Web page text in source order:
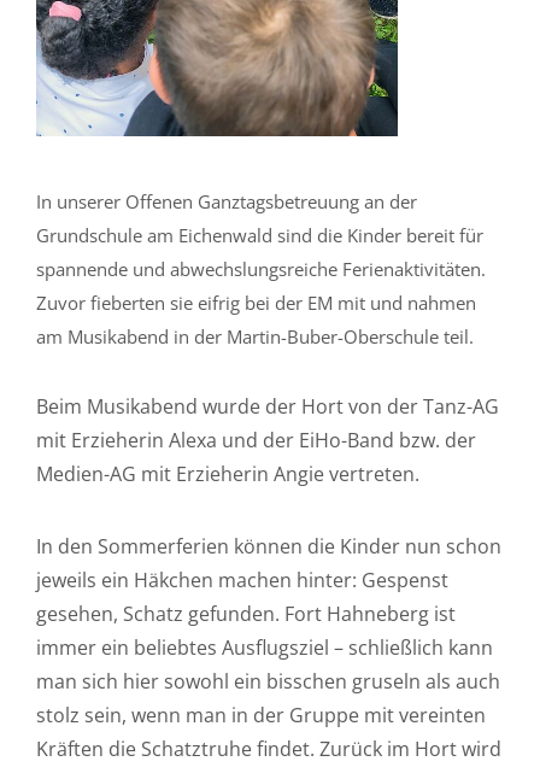
In unserer Offenen Ganztagsbetreuung an der
Grundschule am Eichenwald sind die Kinder bereit für
spannende und abwechslungsreiche Ferienaktivitäten.
Zuvor fieberten sie eifrig bei der EM mit und nahmen
am Musikabend in der Martin-Buber-Oberschule teil.
Beim Musikabend wurde der Hort von der Tanz-AG
mit Erzieherin Alexa und der EiHo-Band bzw. der
Medien-AG mit Erzieherin Angie vertreten.
In den Sommerferien können die Kinder nun schon
jeweils ein Häkchen machen hinter: Gespenst
gesehen, Schatz gefunden. Fort Hahneberg ist
immer ein beliebtes Ausflugsziel – schließlich kann
man sich hier sowohl ein bisschen gruseln als auch
stolz sein, wenn man in der Gruppe mit vereinten
Kräften die Schatztruhe findet. Zurück im Hort wird